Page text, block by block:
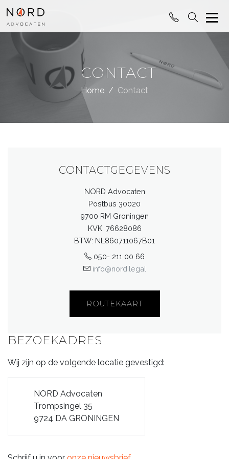
CONTACT
Home Contact
CONTACTGEGEVENS
NORD Advocaten
Postbus 30020
9700 RM Groningen
KVK: 76628086
BTW: NL860711067B01
050- 211 00 66
info@nord.legal
ROUTEKAART
BEZOEKADRES
Wij zijn op de volgende locatie gevestigd:
NORD Advocaten
Trompsingel 35
9724 DA GRONINGEN